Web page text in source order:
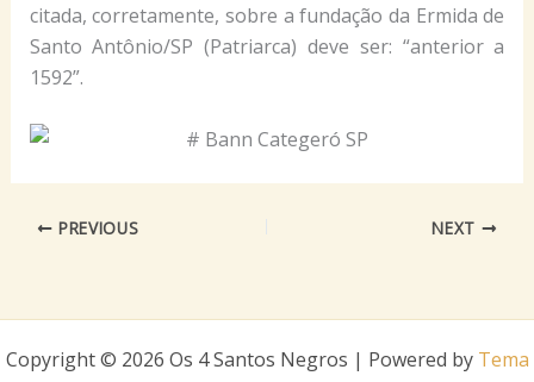
citada, corretamente, sobre a fundação da Ermida de
Santo Antônio/SP (Patriarca) deve ser: “anterior a
1592”.
PREVIOUS NEXT
Copyright © 2026 Os 4 Santos Negros | Powered by Tema